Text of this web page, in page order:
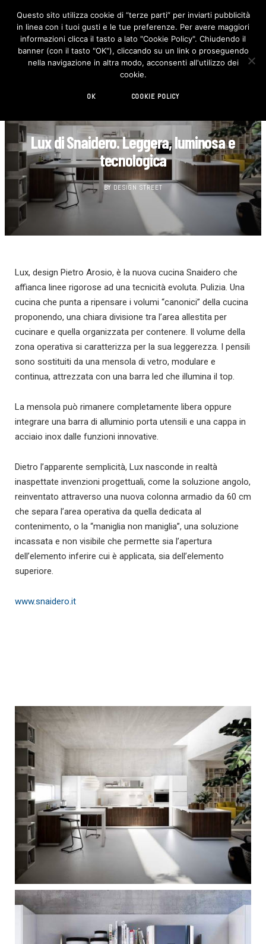
F
c
e
b
o
I
n
s
t
Lux di Snaidero. Leggera, luminosa e
tecnologica
BY DESIGN STREET
Lux, design Pietro Arosio, è la nuova cucina Snaidero che
affianca linee rigorose ad una tecnicità evoluta. Pulizia. Una
cucina che punta a ripensare i volumi “canonici” della cucina
proponendo, una chiara divisione tra l’area allestita per
cucinare e quella organizzata per contenere. Il volume della
zona operativa si caratterizza per la sua leggerezza. I pensili
sono sostituiti da una mensola di vetro, modulare e
continua, attrezzata con una barra led che illumina il top.
La mensola può rimanere completamente libera oppure
integrare una barra di alluminio porta utensili e una cappa in
acciaio inox dalle funzioni innovative.
Dietro l’apparente semplicità, Lux nasconde in realtà
inaspettate invenzioni progettuali, come la soluzione angolo,
reinventato attraverso una nuova colonna armadio da 60 cm
che separa l’area operativa da quella dedicata al
contenimento, o la “maniglia non maniglia”, una soluzione
incassata e non visibile che permette sia l’apertura
dell’elemento inferire cui è applicata, sia dell’elemento
superiore.
www.snaidero.it
Questo sito utilizza cookie di “terze parti” per inviarti pubblicità
in linea con i tuoi gusti e le tue preferenze. Per avere maggiori
informazioni clicca il tasto a lato "Cookie Policy". Chiudendo il
banner (con il tasto "OK"), cliccando su un link o proseguendo
nella navigazione in altra modo, acconsenti all'utilizzo dei
cookie.
OK COOKIE POLICY